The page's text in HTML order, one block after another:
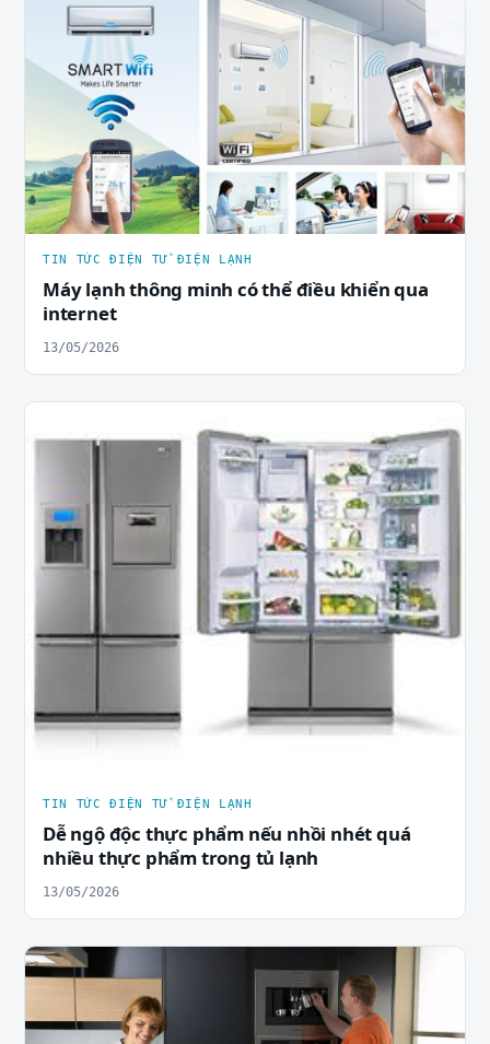
TIN TỨC ĐIỆN TỬ ĐIỆN LẠNH
Máy lạnh thông minh có thể điều khiển qua
internet
13/05/2026
TIN TỨC ĐIỆN TỬ ĐIỆN LẠNH
Dễ ngộ độc thực phẩm nếu nhồi nhét quá
nhiều thực phẩm trong tủ lạnh
13/05/2026